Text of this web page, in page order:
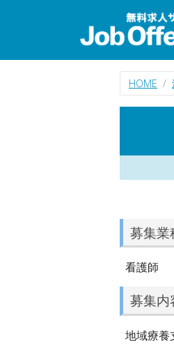
HOME
募集業
看護師
募集内
地域療養